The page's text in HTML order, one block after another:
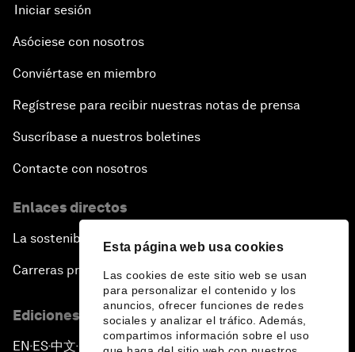
Esta página web usa cookies
Las cookies de este sitio web se usan
para personalizar el contenido y los
anuncios, ofrecer funciones de redes
sociales y analizar el tráfico. Además,
compartimos información sobre el uso
Iniciar sesión
Asóciese con nosotros
Conviértase en miembro
Regístrese para recibir nuestras notas de prensa
Suscríbase a nuestros boletines
Contacte con nosotros
Enlaces directos
La sostenibilidad en el Foro
Carreras profesionales
Ediciones en otros idiomas
EN ▪ES▪中文▪ 日本語